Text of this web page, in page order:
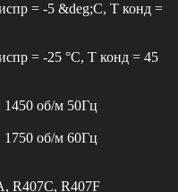
= -5 &deg;C, T конд =
= -25 °C, T конд = 45
1450 об/м 50Гц
1750 об/м 60Гц
R407C, R407F